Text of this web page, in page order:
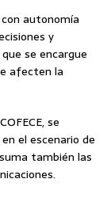
autonomía
y
se encargue
afecten la
se
el escenario de
también las